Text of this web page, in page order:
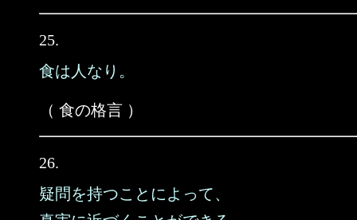
25.
食は人なり。
（ 食の格言 ）
26.
疑問を持つことによって、